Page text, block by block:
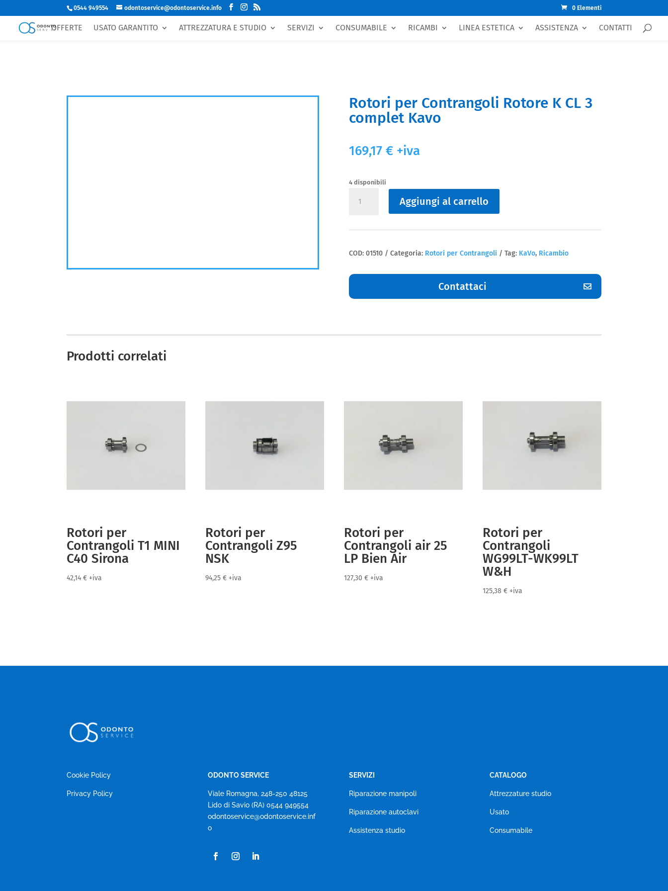
0544 949554 odontoservice@odontoservice.info 0 Elementi
OFFERTE USATO GARANTITO ATTREZZATURA E STUDIO SERVIZI CONSUMABILE RICAMBI LINEA ESTETICA ASSISTENZA CONTATTI
Rotori per Contrangoli Rotore K CL 3
complet Kavo
169,17 € +iva
4 disponibili
CL
complet
quantità
Aggiungi al carrello
COD: 01510 Categoria: Rotori per Contrangoli Tag: KaVo, Ricambio
Contattaci
Prodotti correlati
Rotori per
Contrangoli T1 MINI
C40 Sirona
42,14€ +iva
Rotori per
Contrangoli Z95
NSK
94,25€ +iva
Rotori per
Contrangoli air 25
LP Bien Air
127,30€ +iva
Rotori per
Contrangoli
WG99LT-WK99LT
W&H
125,38€ +iva
Cookie Policy
Privacy Policy
ODONTO SERVICE
Viale Romagna, 248-250 48125
Lido di Savio (RA) 0544 949554
odontoservice@odontoservice.inf
o
SERVIZI
Riparazione manipoli
Riparazione autoclavi
Assistenza studio
CATALOGO
Attrezzature studio
Usato
Consumabile